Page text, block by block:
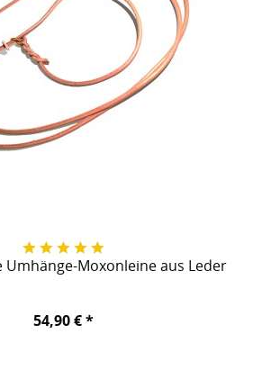
Moxonleine aus Leder
54,90 € *